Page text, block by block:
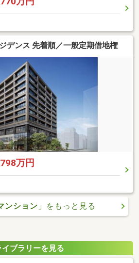
デンス 先着順／一般定期借地権
万円
ンション 」をもっと見る
ブラリーを見る